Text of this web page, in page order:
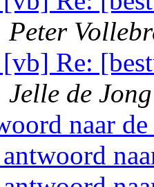
Peter
Re:
Jelle de Jong
naar